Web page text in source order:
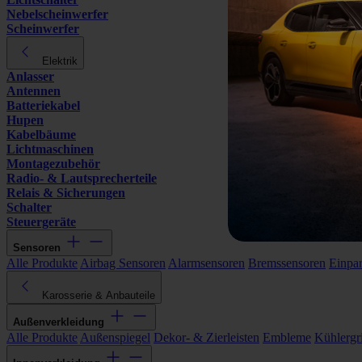
Nebelscheinwerfer
Scheinwerfer
Elektrik
Anlasser
Antennen
Batteriekabel
Hupen
Kabelbäume
Lichtmaschinen
Montagezubehör
Radio- & Lautsprecherteile
Relais & Sicherungen
Schalter
Steuergeräte
Sensoren
Alle Produkte Airbag Sensoren Alarmsensoren Bremssensoren
Karosserie & Anbauteile
Außenverkleidung
Alle Produkte Außenspiegel Dekor- & Zierleisten Embleme